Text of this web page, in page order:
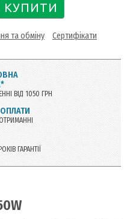
КУПИТИ
та обміну Сертифікати
ВІД 1050 ГРН
ГАРАНТІЇ